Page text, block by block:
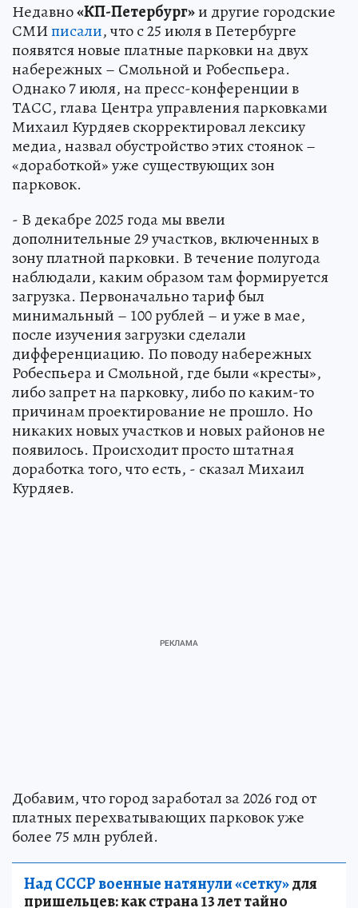
Недавно«КП-Петербург»и другие городские
СМИписали, что с 25 июля в Петербурге
появятся новые платные парковки на двух
набережных – Смольной и Робеспьера.
Однако 7 июля, на пресс-конференции в
ТАСС, глава Центра управления парковками
Михаил Курдяев скорректировал лексику
медиа, назвал обустройство этих стоянок –
«доработкой» уже существующих зон
парковок.
- В декабре 2025 года мы ввели
дополнительные 29 участков, включенных в
зону платной парковки. В течение полугода
наблюдали, каким образом там формируется
загрузка. Первоначально тариф был
минимальный – 100 рублей – и уже в мае,
после изучения загрузки сделали
дифференциацию. По поводу набережных
Робеспьера и Смольной, где были «кресты»,
либо запрет на парковку, либо по каким-то
причинам проектирование не прошло. Но
никаких новых участков и новых районов не
появилось. Происходит просто штатная
доработка того, что есть, - сказал Михаил
Курдяев.
Добавим, что город заработал за 2026 год от
платных перехватывающих парковок уже
более 75 млн рублей.
Над СССР военные натянули «сетку»для
пришельцев: как страна 13 лет тайно